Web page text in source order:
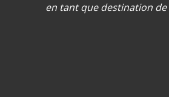
en tant que destination de